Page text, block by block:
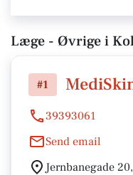
Læge - Øvrige i
#1
39393061
Send email
Jernbanegade